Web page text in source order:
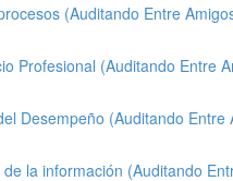
(Auditando Entre
Profesional (Auditando Entre
Desempeño (Auditando Entre
la información (Auditando